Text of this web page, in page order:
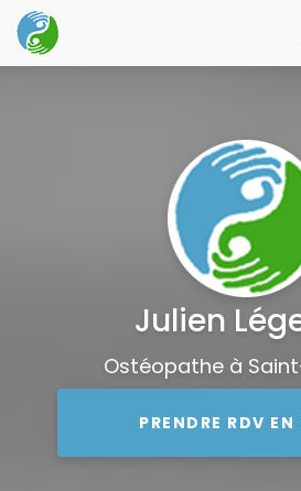
Aller
au
contenu
principal
Julien
Ostéopathe à
PRENDRE RDV EN